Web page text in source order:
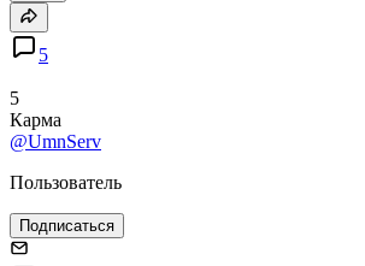
5
5
Карма
@UmnServ
Пользователь
Подписаться